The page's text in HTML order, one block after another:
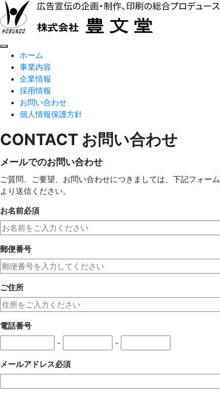
ホーム
事業内容
企業情報
採用情報
お問い合わせ
個人情報保護方針
CONTACT お問い合わせ
メールでのお問い合わせ
ご質問、ご要望、お問い合わせにつきましては、下記フォーム
より送信ください。
お名前必須
郵便番号
ご住所
電話番号
-
-
メールアドレス必須